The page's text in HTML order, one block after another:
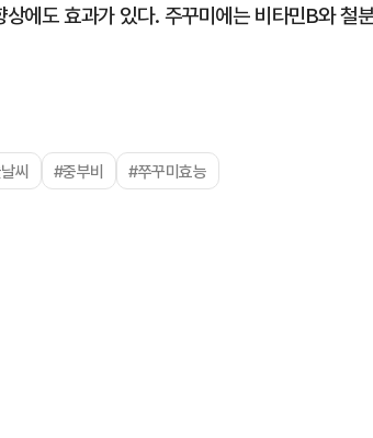
에도 효과가 있다. 주꾸미에는 비타민B와 철
씨 #중부비 #쭈꾸미효능